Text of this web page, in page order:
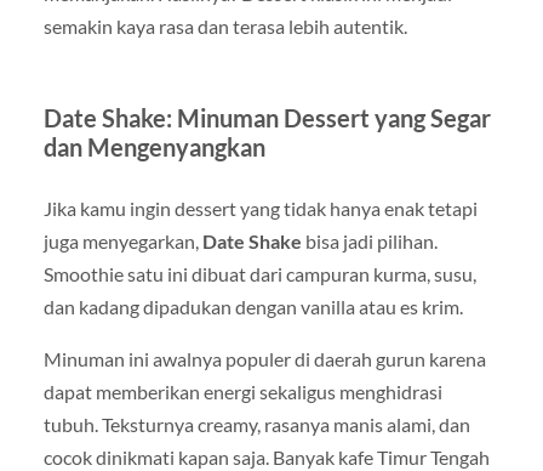
semakin kaya rasa dan terasa lebih autentik.
Date Shake: Minuman Dessert yang Segar
dan Mengenyangkan
Jika kamu ingin dessert yang tidak hanya enak tetapi
juga menyegarkan, Date Shake bisa jadi pilihan.
Smoothie satu ini dibuat dari campuran kurma, susu,
dan kadang dipadukan dengan vanilla atau es krim.
Minuman ini awalnya populer di daerah gurun karena
dapat memberikan energi sekaligus menghidrasi
tubuh. Teksturnya creamy, rasanya manis alami, dan
cocok dinikmati kapan saja. Banyak kafe Timur Tengah